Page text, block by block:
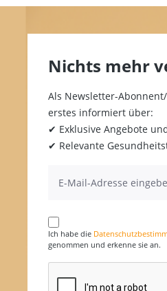
Nichts mehr
Als Newsletter-
erstes informiert über:
✔ Exklusive Angebote
✔ Relevante
Ich habe die
genommen und erkenne sie an.